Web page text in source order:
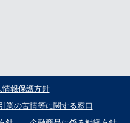
情報保護方針
業の苦情等に関する窓口